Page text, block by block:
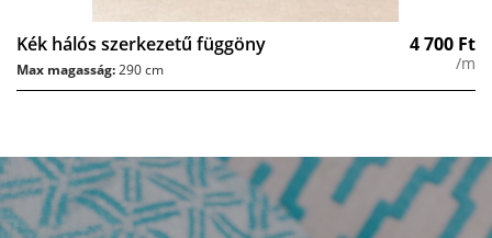
Kék hálós szerkezetű függöny 4 700 Ft
/m
Max magasság:290 cm